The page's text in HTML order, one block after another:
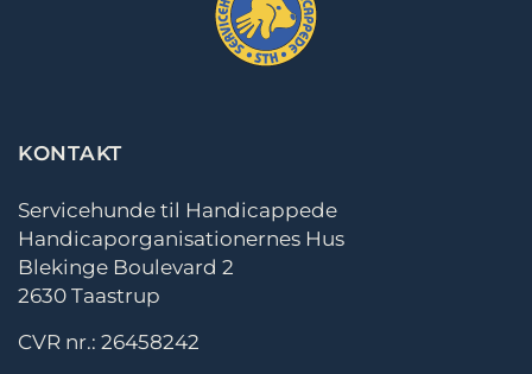
KONTAKT
Servicehunde til Handicappede
Handicaporganisationernes Hus
Blekinge Boulevard 2
2630 Taastrup
CVR nr.: 26458242